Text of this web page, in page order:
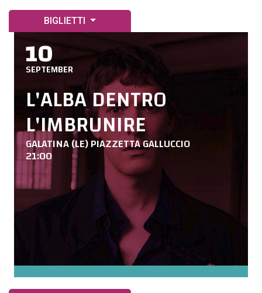
BIGLIETTI
10
SEPTEMBER
L'ALBA DENTRO
L'IMBRUNIRE
GALATINA (LE) PIAZZETTA GALLUCCIO
21:00